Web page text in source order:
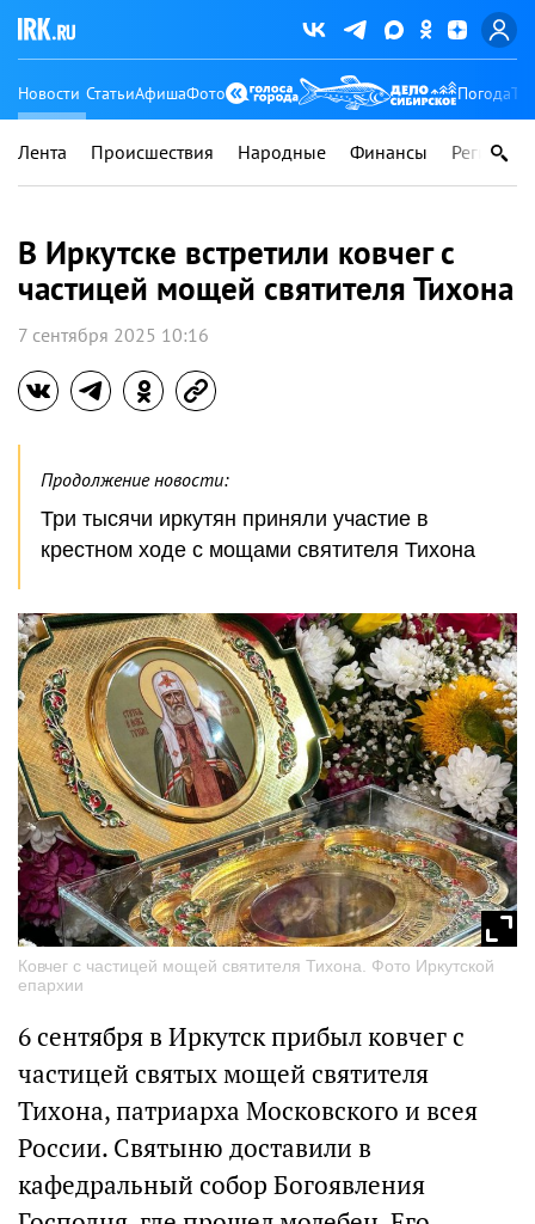
Новости СтатьиАфишаФото Погода
Лента Происшествия Народные Финансы Регионы
В Иркутске встретили ковчег с
частицей мощей святителя Тихона
7 сентября 2025 10:16
Продолжение новости:
Три тысячи иркутян приняли участие в
крестном ходе с мощами святителя Тихона
Ковчег с частицей мощей святителя Тихона. Фото Иркутской
епархии
6 сентября в Иркутск прибыл ковчег с
частицей святых мощей святителя
Тихона, патриарха Московского и всея
России. Святыню доставили в
кафедральный собор Богоявления